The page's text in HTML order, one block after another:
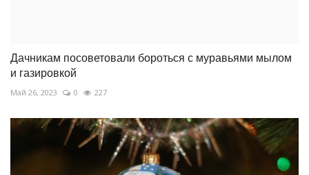
Дачникам посоветовали бороться с муравьями мылом
и газировкой
Май 26, 2023 0 227